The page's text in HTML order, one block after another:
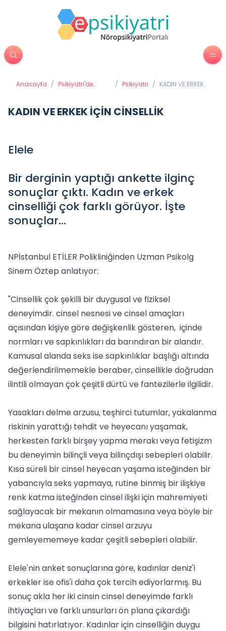
Anasayfa / Psikiyatri'de
/ Psikiyatri / KADIN VE ERKEK
KADIN VE ERKEK İÇİN CİNSELLİK
Elele
Bir derginin yaptığı ankette ilginç
sonuçlar çıktı. Kadın ve erkek
cinselliği çok farklı görüyor. İşte
sonuçlar...
NPİstanbul ETİLER Polikliniğinden Uzman Psikolg
Sinem Öztep anlatıyor:
"Cinsellik çok şekilli bir duygusal ve fiziksel
deneyimdir. cinsel nesnesi ve cinsel amaçları
açısından kişiye göre değişkenlik gösteren, içinde
normları ve sapkınlıkları da barındıran bir alandır.
Kamusal alanda seks ise sapkınlıklar başlığı altında
değerlendirilmemekle beraber, cinsellikle doğrudan
ilintili olmayan çok çeşitli dürtü ve fantezilerle ilgilidir.
Yasakları delme arzusu, teşhirci tutumlar, yakalanma
riskinin yarattığı tehdit ve heyecanı yaşamak,
herkesten farklı birşey yapma merakı veya fetişizm
bu deneyimin bilinçli veya bilinçdışı sebepleri olabilir.
Kısa süreli bir cinsel heyecan yaşama isteğinden bir
yabancıyla seks yapmaya, rutine binmiş bir ilişkiye
renk katma isteğinden cinsel ilişki için mahremiyeti
sağlayacak bir mekanın olmamasına veya böyle bir
mekana ulaşana kadar cinsel arzuyu
gemleyememeye kadar çeşitli sebepleri olabilir.
Elele'nin anket sonuçlarına göre, kadınlar deniz'i
erkekler ise ofis'i daha çok tercih ediyorlarmış. Bu
sonuç akla her iki cinsin cinsel deneyimde farklı
ihtiyaçları ve farklı unsurları ön plana çıkardığı
bilgisini hatırlatıyor. Kadınlar için cinselliğin duygu